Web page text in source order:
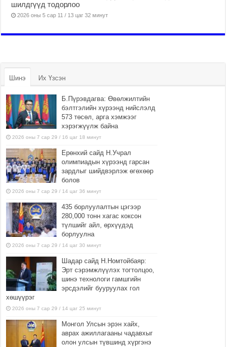
шилдгүүд тодорлоо
2026 оны 5 сар 11 / 13 цаг 32 минут
Шинэ Их Үзсэн
Б.Пүрэвдагва: Өвөлжилтийн
бэлтгэлийн хүрээнд нийслэлд
573 төсөл, арга хэмжээг
хэрэгжүүлж байна
2026 оны 7 сар 29 / 16 цаг 18 минут
Ерөнхий сайд Н.Учрал
олимпиадын хүрээнд гарсан
зардлыг шийдвэрлэж өгөхөөр
болов
2026 оны 7 сар 29 / 14 цаг 36 минут
435 борлуулалтын цэгээр
280,000 тонн хагас коксон
түлшийг айл, өрхүүдэд
борлуулна
2026 оны 7 сар 29 / 14 цаг 30 минут
Шадар сайд Н.Номтойбаяр:
Эрт сэрэмжлүүлэх тогтолцоо,
шинэ технологи гамшгийн
эрсдэлийг бууруулах гол
хөшүүрэг
2026 оны 7 сар 29 / 14 цаг 25 минут
Монгол Улсын эрэн хайх,
аврах ажиллагааны чадавхыг
олон улсын түвшинд хүргэнэ